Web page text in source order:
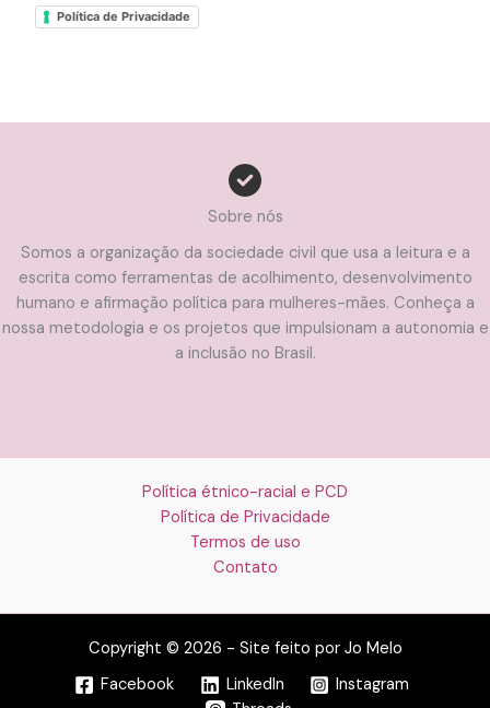
Política de Privacidade
Sobre nós
Somos a organização da sociedade civil que usa a leitura e a
escrita como ferramentas de acolhimento, desenvolvimento
humano e afirmação política para mulheres-mães. Conheça a
nossa metodologia e os projetos que impulsionam a autonomia e
a inclusão no Brasil.
Política étnico-racial e PCD
Política de Privacidade
Termos de uso
Contato
Copyright © 2026 - Site feito por Jo Melo
Facebook
LinkedIn
Instagram